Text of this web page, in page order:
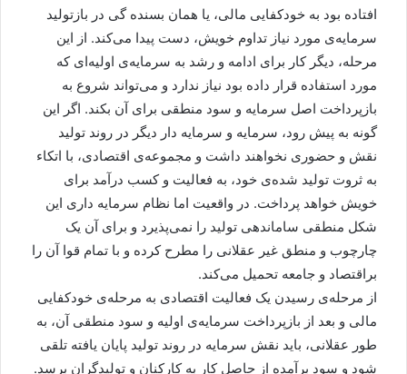
افتاده بود به خودکفایی مالی، یا همان بسنده گی در بازتولید
سرمایه‌ی مورد نیاز تداوم خویش، دست پیدا می‌کند. از این
مرحله، دیگر کار برای ادامه و رشد به سرمایه‌ی اولیه‌ای که
مورد استفاده قرار داده بود نیاز ندارد و می‌تواند شروع به
بازپرداخت اصل سرمایه و سود منطقی برای آن بکند. اگر این
گونه به پیش رود، سرمایه و سرمایه دار دیگر در روند تولید
نقش و حضوری نخواهند داشت و مجموعه‌ی اقتصادی، با اتکاء
به ثروت تولید شده‌ی خود، به فعالیت و کسب درآمد برای
خویش خواهد پرداخت. در واقعیت اما نظام سرمایه داری این
شکل منطقی ساماندهی تولید را نمی‌پذیرد و برای آن یک
چارچوب و منطق غیر عقلانی را مطرح کرده و با تمام قوا آن را
براقتصاد و جامعه تحمیل می‌کند.
از مرحله‌ی رسیدن یک فعالیت اقتصادی به مرحله‌ی خودکفایی
مالی و بعد از بازپرداخت سرمایه‌ی اولیه و سود منطقی آن، به
طور عقلانی، باید نقش سرمایه در روند تولید پایان یافته تلقی
شود و سود برآمده از حاصل کار به کارکنان و تولیدگران برسد.